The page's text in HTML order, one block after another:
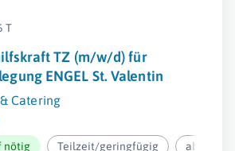
T
TZ (m/w/d) für
ENGEL St. Valentin
Catering
nötig Teilzeit/geringfügig ab